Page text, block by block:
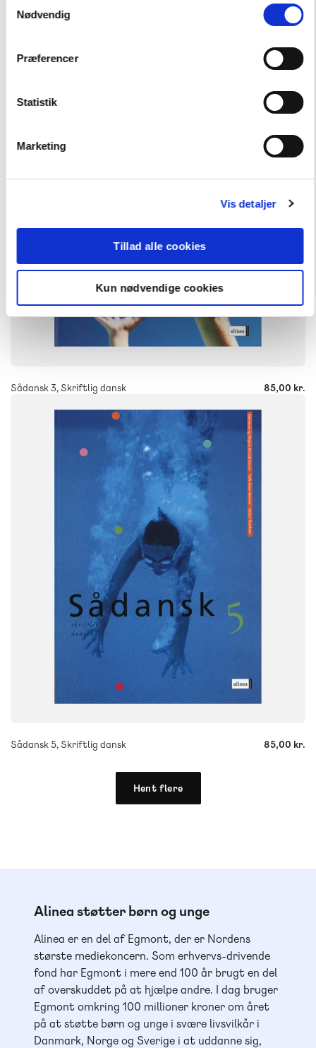
Nødvendig
Præferencer
Statistik
Marketing
Vis detaljer
Tillad alle cookies
Kun nødvendige cookies
Andre har også købt
SYSTEM
Dansk
Sådansk 3, Skriftlig dansk 85,00 kr.
9788723012296
Sådansk 5, Skriftlig dansk 85,00 kr.
Hent flere
Alinea støtter børn og unge
Alinea er en del af Egmont, der er Nordens
største mediekoncern. Som erhvervs-drivende
fond har Egmont i mere end 100 år brugt en del
af overskuddet på at hjælpe andre. I dag bruger
Egmont omkring 100 millioner kroner om året
på at støtte børn og unge i svære livsvilkår i
Danmark, Norge og Sverige i at uddanne sig,